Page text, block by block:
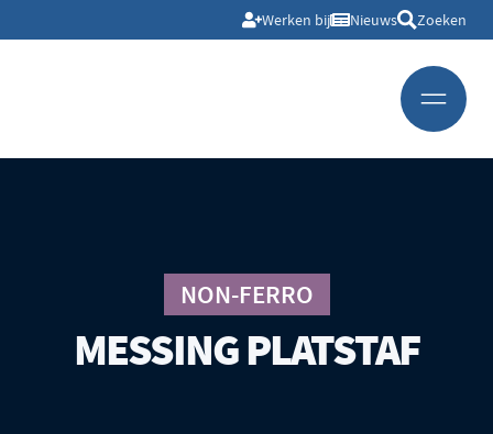
Werken bij Nieuws Zoeken
NON-FERRO
MESSING PLATSTAF